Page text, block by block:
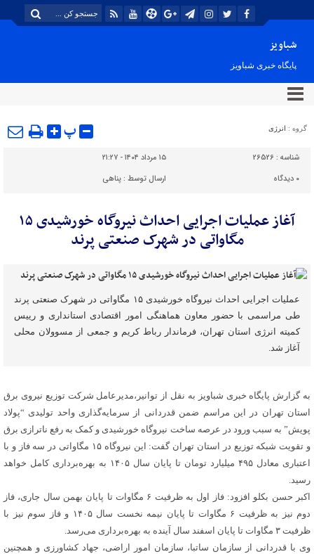
شباویز
پایگاه خبری شباویز
گروه : انرژی پ
شناسه : 26526
۱۵ مرداد ۱۴۰۴ - ۲۱:۲۷
۰ دیدگاه ارسال توسط :پناهی
آغاز عملیات اجرایی احداث نیروگاه خورشیدی ۱۵
مگاواتی در شهرک صنعتی پرند
عملیات اجرایی احداث نیروگاه خورشیدی ۱۵ مگاواتی در شهرک صنعتی پرند
طی مراسمی با حضور معاون هماهنگی امور اقتصادی استانداری و رییس
کمیته انرژی استان تهران، فرماندار رباط کریم و جمعی از مسوولان محلی
آغاز شد.
به گزارش پایگاه خبری شباویز به نقل از توانیر،مدیرعامل شرکت توزیع نیروی برق
استان تهران در این مراسم ضمن قدردانی از سرمایه‌گذاری واحد تولیدی “پولاد
پویش” به سبب ورود در عرصه ساخت نیروگاه خورشیدی و کمک به رفع ناترازی برق
و تقویت شبکه توزیع در استان تهران گفت: این نیروگاه ۱۵ مگاواتی در سه فاز و با
اعتباری معادل ۴۹۵ میلیارد تومان تا پایان سال ۱۴۰۵ به بهره‌برداری کامل خواهد
رسید.
اکبر حسن بکلو افزود: فاز اول به ظرفیت ۶ مگاوات تا پایان بهمن سال جاری، فاز
دوم نیز به ظرفیت ۶ مگاوات تا پایان نیمه نخست سال ۱۴۰۵ و فاز سوم نیز با
ظرفیت ۳ مگاوات تا پایان اسفند سال آینده به بهره‌برداری می‌رسد.
وی با قدردانی از سازمان ساتبا، سازمان امور اراضی، جهاد کشاورزی و همچنین